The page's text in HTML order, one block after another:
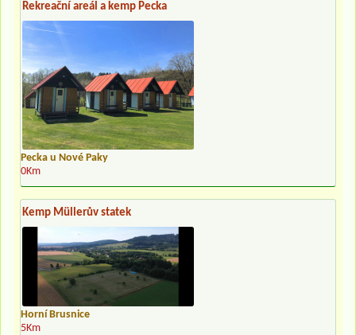
Rekreační areál a kemp Pecka
Pecka u Nové Paky
0Km
Kemp Müllerův statek
Horní Brusnice
5Km